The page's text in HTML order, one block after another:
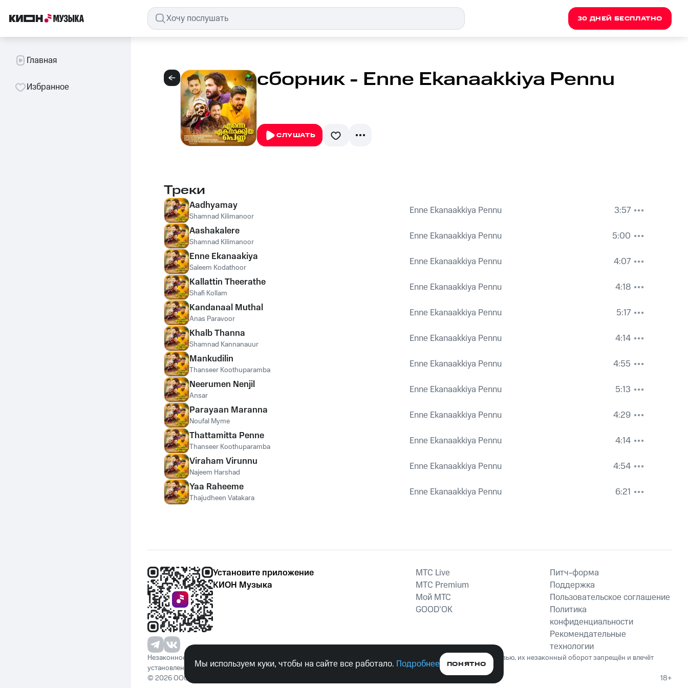
30 ДНЕЙ БЕСПЛАТНО
Главная
Избранное сборник - Enne Ekanaakkiya Pennu
СЛУШАТЬ
Треки
Aadhyamay
Shamnad Kilimanoor Enne Ekanaakkiya Pennu
3:57
Aashakalere
Shamnad Kilimanoor Enne Ekanaakkiya Pennu
5:00
Enne Ekanaakiya
Saleem Kodathoor Enne Ekanaakkiya Pennu
4:07
Kallattin Theerathe
Shafi Kollam Enne Ekanaakkiya Pennu
4:18
Kandanaal Muthal
Anas Paravoor Enne Ekanaakkiya Pennu
5:17
Khalb Thanna
Shamnad Kannanauur Enne Ekanaakkiya Pennu
4:14
Mankudilin
Thanseer Koothuparamba Enne Ekanaakkiya Pennu
4:55
Neerumen Nenjil
Ansar Enne Ekanaakkiya Pennu
5:13
Parayaan Maranna
Noufal Myme Enne Ekanaakkiya Pennu
4:29
Thattamitta Penne
Thanseer Koothuparamba Enne Ekanaakkiya Pennu
4:14
Viraham Virunnu
Najeem Harshad Enne Ekanaakkiya Pennu
4:54
Yaa Raheeme
Thajudheen Vatakara Enne Ekanaakkiya Pennu 6:21
Установите приложение
КИОН Музыка
MTС Live
MTС Premium
Мой МТС
GOOD’OK
Питч-форма
Поддержка
Пользовательское соглашение
Политика
конфиденциальности
Рекомендательные
технологии
Незаконное потребление наркотических средств, психотропных веществ, их аналогов причиняет вред здоровью, их незаконный оборот запрещён и влечёт
установленную законодательством ответственность.
© 2026 ООО «КИОН». Все права защищены
18+
Мы используем куки, чтобы на сайте все работало. Подробнее ПОНЯТНО